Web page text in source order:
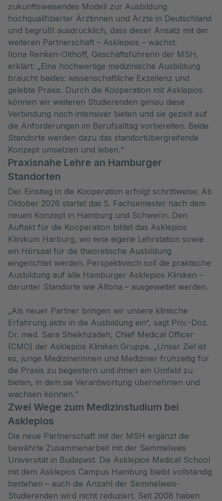
zukunftsweisendes Modell zur Ausbildung
hochqualifizierter Ärztinnen und Ärzte in Deutschland
und begrüßt ausdrücklich, dass dieser Ansatz mit der
weiteren Partnerschaft – Asklepios – wächst.
Ilona Renken-Olthoff, Geschäftsführerin der MSH,
erklärt: „Eine hochwertige medizinische Ausbildung
braucht beides: wissenschaftliche Exzellenz und
gelebte Praxis. Durch die Kooperation mit Asklepios
können wir weiteren Studierenden genau diese
Verbindung noch intensiver bieten und sie gezielt auf
die Anforderungen im Berufsalltag vorbereiten. Beide
Standorte werden dazu das standortübergreifende
Konzept umsetzen und leben.“
Praxisnahe Lehre an Hamburger
Standorten
Der Einstieg in die Kooperation erfolgt schrittweise: Ab
Oktober 2026 startet das 5. Fachsemester nach dem
neuen Konzept in Hamburg und Schwerin. Den
Auftakt für die Kooperation bildet das Asklepios
Klinikum Harburg, wo eine eigene Lehrstation sowie
ein Hörsaal für die theoretische Ausbildung
eingerichtet werden. Perspektivisch soll die praktische
Ausbildung auf alle Hamburger Asklepios Kliniken –
darunter Standorte wie Altona – ausgeweitet werden.
„Als neuer Partner bringen wir unsere klinische
Erfahrung aktiv in die Ausbildung ein“, sagt Priv.-Doz.
Dr. med. Sara Sheikhzadeh, Chief Medical Officer
(CMO) der Asklepios Kliniken Gruppe. „Unser Ziel ist
es, junge Medizinerinnen und Mediziner frühzeitig für
die Praxis zu begeistern und ihnen ein Umfeld zu
bieten, in dem sie Verantwortung übernehmen und
wachsen können.“
Zwei Wege zum Medizinstudium bei
Asklepios
Die neue Partnerschaft mit der MSH ergänzt die
bewährte Zusammenarbeit mit der Semmelweis
Universität in Budapest. Die Asklepios Medical School
mit dem Asklepios Campus Hamburg bleibt vollständig
bestehen – auch die Anzahl der Semmelweis-
Studierenden wird nicht reduziert. Seit 2008 haben